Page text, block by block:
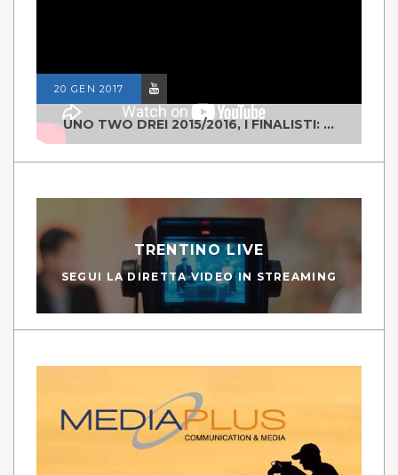
20 GEN 2017
UNO TWO DREI 2015/2016, I FINALISTI: CLASSE IV ALS ISTITUTO "DEGASPERI" BORGO VALSUGANA
TRENTINO LIVE
SEGUI LA DIRETTA VIDEO IN STREAMING